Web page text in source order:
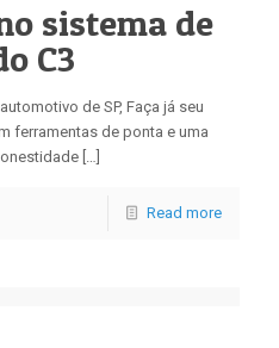
sistema de
C3
de SP, Faça já seu
ferramentas de ponta e uma
[…]
Read more